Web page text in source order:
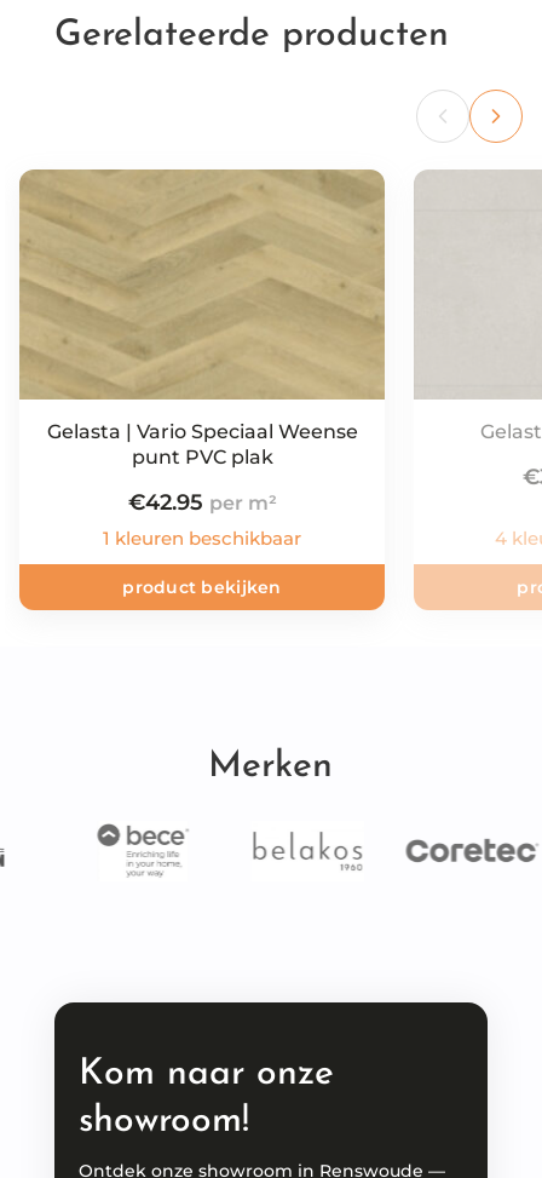
Gerelateerde producten
Gelasta | Vario Speciaal Weense
punt PVC plak
€42.95
1 kleuren beschikbaar
product bekijken
€
4
Merken
Kom naar onze
showroom!
Ontdek onze showroom in Renswoude —